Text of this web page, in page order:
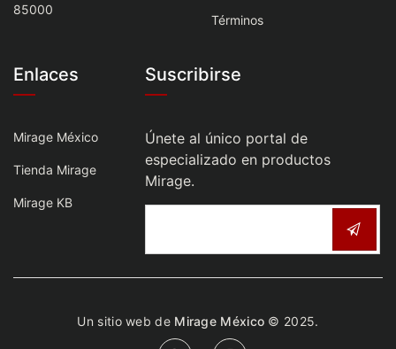
85000
Términos
Enlaces
Mirage México
Tienda Mirage
Mirage KB
Suscribirse
Únete al único portal de
especializado en productos
Mirage.
Un sitio web de Mirage México © 2025.